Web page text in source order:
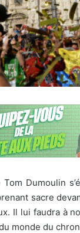
Dumoulin
sacre
Il lui faudra à
monde du